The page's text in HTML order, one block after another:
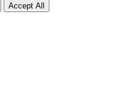
Accept All